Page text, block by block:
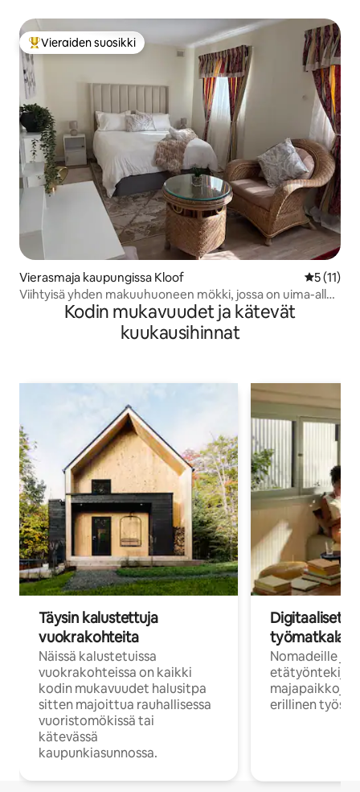
Vieraiden suosikkien parhaimmistoa
Vieraiden suosikki
Vierasmaja kaupungissa Kloof
5 (11)
Viihtyisä yhden makuuhuoneen mökki, jossa on uima-allas
ja puutarhaKodin mukavuudet ja kätevät
kuukausihinnat
Täysin kalustettuja
vuokrakohteita
Näissä kalustetuissa
vuokrakohteissa on kaikki
kodin mukavuudet halusitpa
sitten majoittua rauhallisessa
vuoristomökissä tai
kätevässä
kaupunkiasunnossa.
Digitaaliset
Nomadeille ja
majapaikkoja,
erillinen